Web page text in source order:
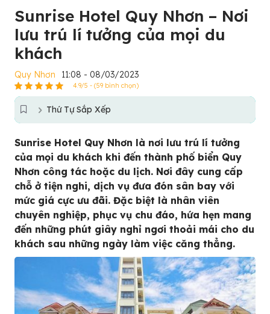
Sunrise Hotel Quy Nhơn – Nơi
lưu trú lí tưởng của mọi du
khách
Quy Nhơn 11:08 - 08/03/2023
4.9/5 - (59 bình chọn)
Thứ Tự Sắp Xếp
Sunrise Hotel Quy Nhơn là nơi lưu trú lí tưởng
của mọi du khách khi đến thành phố biển Quy
Nhơn công tác hoặc du lịch. Nơi đây cung cấp
chỗ ở tiện nghi, dịch vụ đưa đón sân bay với
mức giá cực ưu đãi. Đặc biệt là nhân viên
chuyên nghiệp, phục vụ chu đáo, hứa hẹn mang
đến những phút giây nghỉ ngơi thoải mái cho du
khách sau những ngày làm việc căng thẳng.